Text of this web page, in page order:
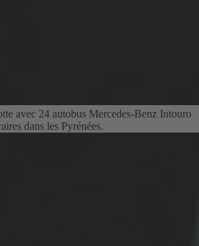
avec 24 autobus Mercedes-Benz Intouro
dans les Pyrénées.